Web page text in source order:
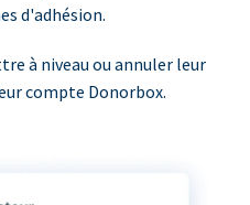
d'adhésion.
à niveau ou annuler leur
compte Donorbox.